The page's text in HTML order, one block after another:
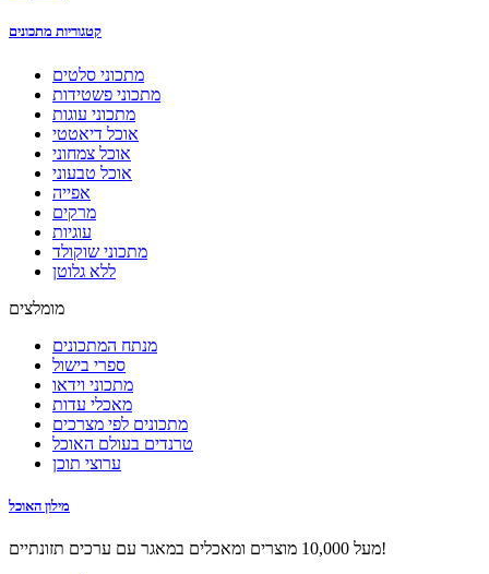
קטגוריות מתכונים
מתכוני סלטים
מתכוני פשטידות
מתכוני עוגות
אוכל דיאטטי
אוכל צמחוני
אוכל טבעוני
אפייה
מרקים
עוגיות
מתכוני שוקולד
ללא גלוטן
מומלצים
מנתח המתכונים
ספרי בישול
מתכוני וידאו
מאכלי עדות
מתכונים לפי מצרכים
טרנדים בעולם האוכל
ערוצי תוכן
מילון האוכל
מעל 10,000 מוצרים ומאכלים במאגר עם ערכים תזונתיים!